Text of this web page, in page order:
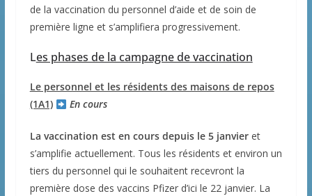
de la vaccination du personnel d’aide et de soin de
première ligne et s’amplifiera progressivement.
Les phases de la campagne de vaccination
Le personnel et les résidents des maisons de repos
(1A1)
En cours
La vaccination est en cours depuis le 5 janvieret
s’amplifie actuellement. Tous les résidents et environ un
tiers du personnel qui le souhaitent recevront la
première dose des vaccins Pfizer d’ici le 22 janvier. La